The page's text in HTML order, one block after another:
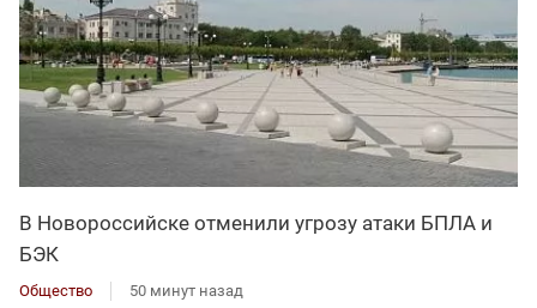
В Новороссийске отменили угрозу атаки БПЛА и
БЭК
Общество 50 минут назад